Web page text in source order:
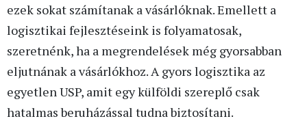
ezek sokat számítanak a vásárlóknak. Emellett a
logisztikai fejlesztéseink is folyamatosak,
szeretnénk, ha a megrendelések még gyorsabban
eljutnának a vásárlókhoz. A gyors logisztika az
egyetlen USP, amit egy külföldi szereplő csak
hatalmas beruházással tudna biztosítani.